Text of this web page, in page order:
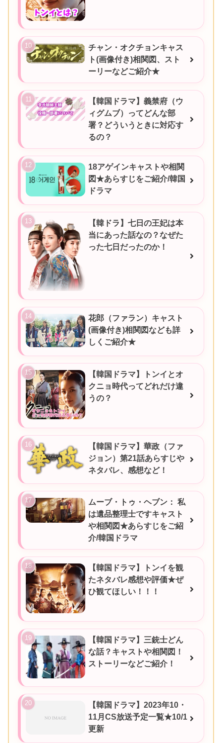
チャン・オクチョンキャス
ト(画像付き)相関図、スト
ーリーなどご紹介★
【韓国ドラマ】義禁府（ウ
ィグムブ）ってどんな部
署？どういうときに対応す
るの？
18アゲインキャストや相関
図★あらすじをご紹介/韓国
ドラマ
【韓ドラ】七日の王妃は本
当にあった話なの？なぜた
った七日だったのか！
花郎（ファラン）キャスト
(画像付き)相関図なども詳
しくご紹介★
【韓国ドラマ】トンイとオ
クニョ時代ってどれだけ違
うの？
【韓国ドラマ】華政（ファ
ジョン）第21話あらすじや
ネタバレ、感想など！
ムーブ・トゥ・ヘブン： 私
は遺品整理士ですキャスト
や相関図★あらすじをご紹
介/韓国ドラマ
【韓国ドラマ】トンイを観
たネタバレ感想や評価★ぜ
ひ観てほしい！！！
【韓国ドラマ】三銃士どん
な話？キャストや相関図！
ストーリーなどご紹介！
【韓国ドラマ】2023年10・
11月CS放送予定一覧★10/1
更新